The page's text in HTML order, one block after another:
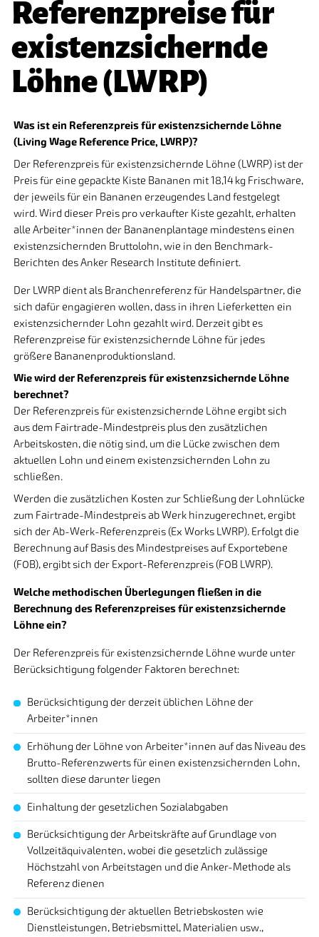
Referenzpreise für
existenzsichernde
Löhne (LWRP)
Was ist ein Referenzpreis für existenzsichernde Löhne
(Living Wage Reference Price, LWRP)?
Der Referenzpreis für existenzsichernde Löhne (LWRP) ist der
Preis für eine gepackte Kiste Bananen mit 18,14 kg Frischware,
der jeweils für ein Bananen erzeugendes Land festgelegt
wird. Wird dieser Preis pro verkaufter Kiste gezahlt, erhalten
alle Arbeiter*innen der Bananenplantage mindestens einen
existenzsichernden Bruttolohn, wie in den Benchmark-
Berichten des Anker Research Institute definiert.
Der LWRP dient als Branchenreferenz für Handelspartner, die
sich dafür engagieren wollen, dass in ihren Lieferketten ein
existenzsichernder Lohn gezahlt wird. Derzeit gibt es
Referenzpreise für existenzsichernde Löhne für jedes
größere Bananenproduktionsland.
Wie wird der Referenzpreis für existenzsichernde Löhne
berechnet?
Der Referenzpreis für existenzsichernde Löhne ergibt sich
aus dem Fairtrade-Mindestpreis plus den zusätzlichen
Arbeitskosten, die nötig sind, um die Lücke zwischen dem
aktuellen Lohn und einem existenzsichernden Lohn zu
schließen.
Werden die zusätzlichen Kosten zur Schließung der Lohnlücke
zum Fairtrade-Mindestpreis ab Werk hinzugerechnet, ergibt
sich der Ab-Werk-Referenzpreis (Ex Works LWRP). Erfolgt die
Berechnung auf Basis des Mindestpreises auf Exportebene
(FOB), ergibt sich der Export-Referenzpreis (FOB LWRP).
Welche methodischen Überlegungen fließen in die
Berechnung des Referenzpreises für existenzsichernde
Löhne ein?
Der Referenzpreis für existenzsichernde Löhne wurde unter
Berücksichtigung folgender Faktoren berechnet:
Berücksichtigung der derzeit üblichen Löhne der
Arbeiter*innen
Erhöhung der Löhne von Arbeiter*innen auf das Niveau des
Brutto-Referenzwerts für einen existenzsichernden Lohn,
sollten diese darunter liegen
Einhaltung der gesetzlichen Sozialabgaben
Berücksichtigung der Arbeitskräfte auf Grundlage von
Vollzeitäquivalenten, wobei die gesetzlich zulässige
Höchstzahl von Arbeitstagen und die Anker-Methode als
Referenz dienen
Berücksichtigung der aktuellen Betriebskosten wie
Dienstleistungen, Betriebsmittel, Materialien usw.,